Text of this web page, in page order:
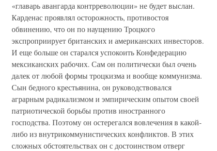
«главарь авангарда контрреволюции» не будет выслан.
Карденас проявлял осторожность, противостоя
обвинению, что он по наущению Троцкого
экспроприирует британских и американских инвесторов.
И еще больше он старался успокоить Конфедерацию
мексиканских рабочих. Сам он политически был очень
далек от любой формы троцкизма и вообще коммунизма.
Сын бедного крестьянина, он руководствовался
аграрным радикализмом и эмпирическим опытом своей
патриотической борьбы против иностранного
господства. Поэтому он остерегался вовлечения в какой-
либо из внутрикоммунистических конфликтов. В этих
сложных обстоятельствах он с достоинством отверг